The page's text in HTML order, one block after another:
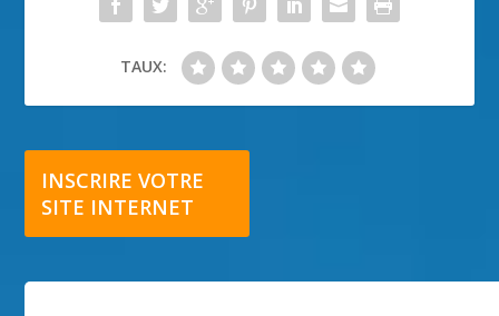
TAUX:
INSCRIRE VOTRE
SITE INTERNET